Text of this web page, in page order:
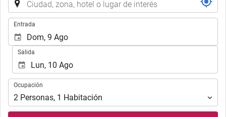
lugar
de
destino
en
que
realizar
búsqueda
de
Introduzca
las
fechas
inicio
fin
para
realizar
Entrada
Salida
Ocupación
Ocupación
2 Personas, 1 Habitación